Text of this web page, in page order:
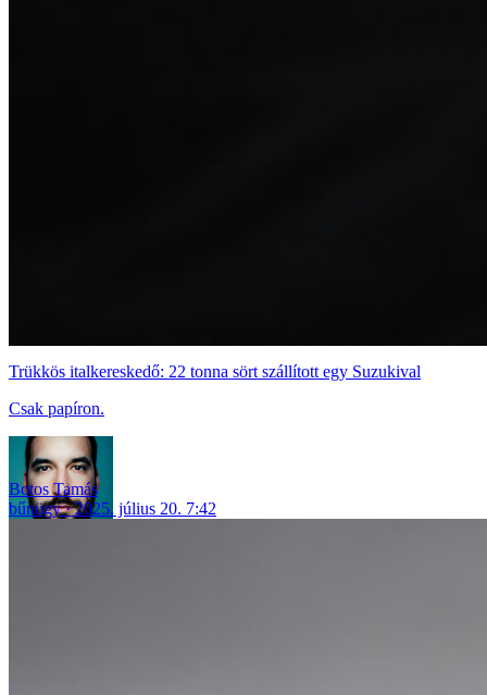
Trükkös italkereskedő: 22 tonna sört szállított egy Suzukival
Csak papíron.
Botos Tamás
bűnügy
2025. július 20. 7:42